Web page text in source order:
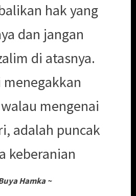
hak yang
dan jangan
di atasnya.
menegakkan
mengenai
adalah puncak
keberanian
Hamka ~